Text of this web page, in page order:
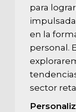
para
en la
personal.
sector